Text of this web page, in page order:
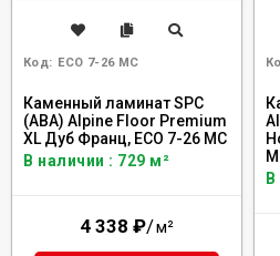
Код: ECO 7-26 MC
Каменный ламинат SPC
(ABA) Alpine Floor Premium
XL Дуб Франц, ECO 7-26 MC
В наличии : 729 м²
4 338 ₽/м²